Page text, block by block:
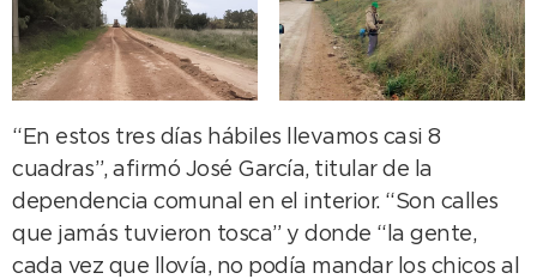
“En estos tres días hábiles llevamos casi 8
cuadras”, afirmó José García, titular de la
dependencia comunal en el interior. “Son calles
que jamás tuvieron tosca” y donde “la gente,
cada vez que llovía, no podía mandar los chicos al